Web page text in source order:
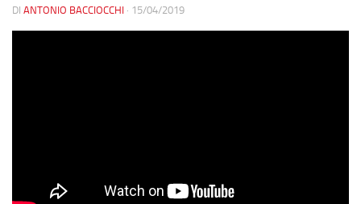
DI ANTONIO BACCIOCCHI · 15/04/2019